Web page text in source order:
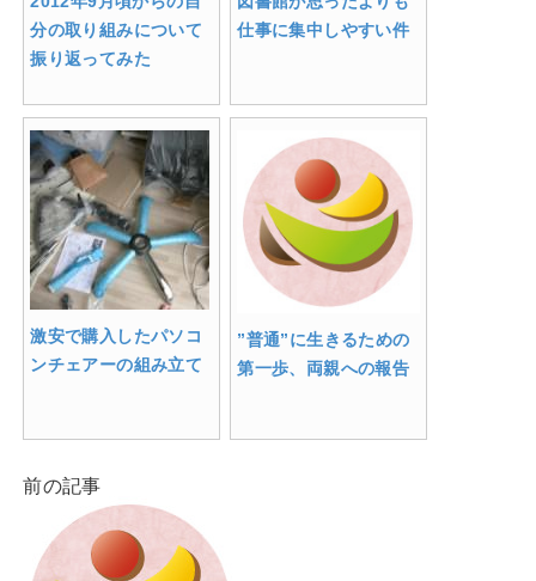
分の取り組みについて
振り返ってみた
仕事に集中しやすい件
激安で購入したパソコ
ンチェアーの組み立て
”普通”に生きるための
第一歩、両親への報告
前の記事